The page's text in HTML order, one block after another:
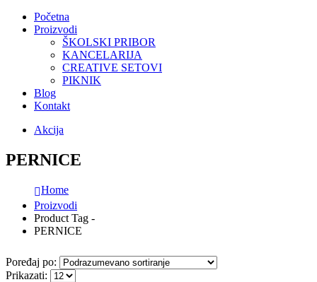
Početna
Proizvodi
ŠKOLSKI PRIBOR
KANCELARIJA
CREATIVE SETOVI
PIKNIK
Blog
Kontakt
Akcija
PERNICE
Home
Proizvodi
Product Tag -
PERNICE
Poređaj po:
Prikazati: